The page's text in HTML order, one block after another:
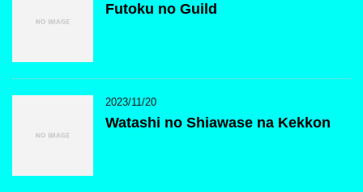
Futoku no Guild
2023/11/20
Watashi no Shiawase na Kekkon